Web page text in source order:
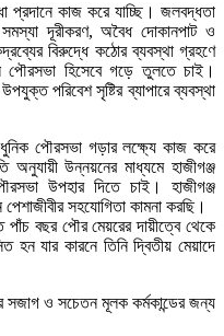
প্রদানে কাজ করে যাচ্ছি। জলবদ্ধতা
দূরীকরণ, অবৈধ দোকানপাট ও
বিরুদ্ধে কঠোর ব্যবস্থা গ্রহণে
হিসেবে গড়ে তুলতে চাই।
পরিবেশ সৃষ্টির ব্যাপারে ব্যবস্থা
পৌরসভা গড়ার লক্ষ্যে কাজ করে
অনুযায়ী উন্নয়নের মাধ্যমে হাজীগঞ্জ
উপহার দিতে চাই। হাজীগঞ্জ
সহযোগিতা কামনা করছি।
বছর পৌর মেয়রের দায়ীত্বে থেকে
যার কারনে তিনি দ্বিতীয় মেয়াদে
সজাগ ও সচেতন মূলক কর্মকান্ডের জন্য